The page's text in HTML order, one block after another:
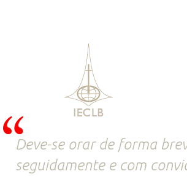
Deve-se orar de forma
seguidamente e com